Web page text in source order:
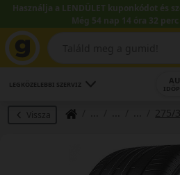
Használja a LENDÜLET kuponkódot és
Még 54 nap 14 óra 32
LEGKÖZELEBBI SZERVIZ
Vissza 275/